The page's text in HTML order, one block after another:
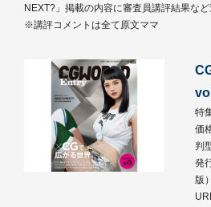
NEXT?」掲載の内容に審査員講評結果など
※講評コメントは全て原文ママ
特
価
判
発
版